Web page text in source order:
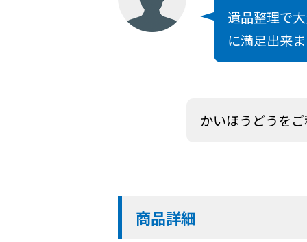
遺品整理で
に満足出来
かいほうどうを
商品詳細